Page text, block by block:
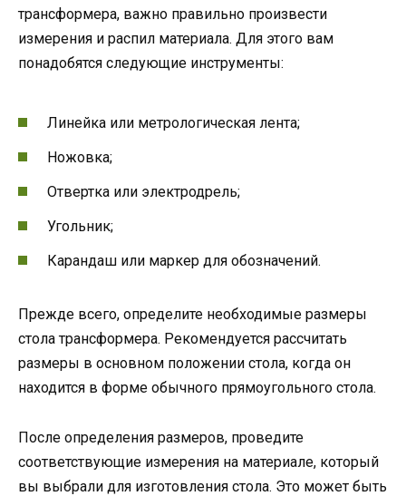
трансформера, важно правильно произвести
измерения и распил материала. Для этого вам
понадобятся следующие инструменты:
Линейка или метрологическая лента;
Ножовка;
Отвертка или электродрель;
Угольник;
Карандаш или маркер для обозначений.
Прежде всего, определите необходимые размеры
стола трансформера. Рекомендуется рассчитать
размеры в основном положении стола, когда он
находится в форме обычного прямоугольного стола.
После определения размеров, проведите
соответствующие измерения на материале, который
вы выбрали для изготовления стола. Это может быть